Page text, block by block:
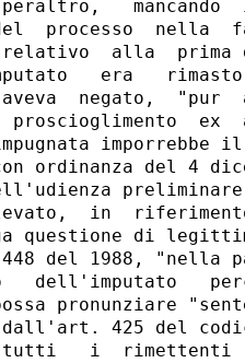
mancando
processo  nella
relativo  alla  prima
era
negato,  "pur
ordinanza del 4
in
questione di
del 1988, "nella
dell'imputato
pronunziare
425 del
i  rimettenti